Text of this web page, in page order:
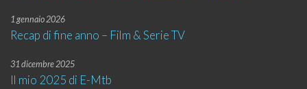
1 gennaio 2026
Recap di fine anno – Film & Serie TV
31 dicembre 2025
Il mio 2025 di E-Mtb